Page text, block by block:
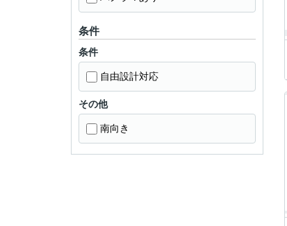
条件
条件
自由設計対応
その他
南向き